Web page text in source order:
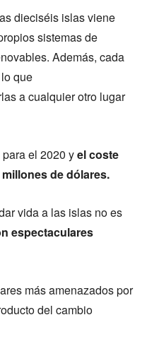
dieciséis islas viene
sistemas de
Además, cada
que
a cualquier otro lugar
el 2020 yel coste
de dólares.
vida a las islas no es
espectaculares
más amenazados por
del cambio